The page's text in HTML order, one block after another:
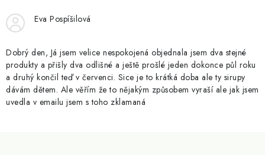
Kontakty Slovník pojmů
Podmínky ochrany osobních údajů
Doprava a platba
Slevový systém
Vše o nákupu
Eva Pospíšilová
Dobrý den, Já jsem velice nespokojená objednala jsem dva stejné
produkty a přišly dva odlišné a ještě prošlé jeden dokonce půl roku
a druhý končil teď v červenci. Sice je to krátká doba ale ty sirupy
dávám dětem. Ale věřím že to nějakým způsobem vyraší ale jak jsem
uvedla v emailu jsem s toho zklamaná